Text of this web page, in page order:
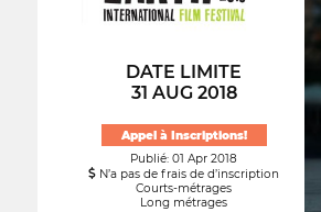
DATE LIMITE
31 AUG 2018
Appel à Inscriptions!
Publié: 01 Apr 2018
N’a pas de frais de d’inscription
Courts-métrages
Long métrages